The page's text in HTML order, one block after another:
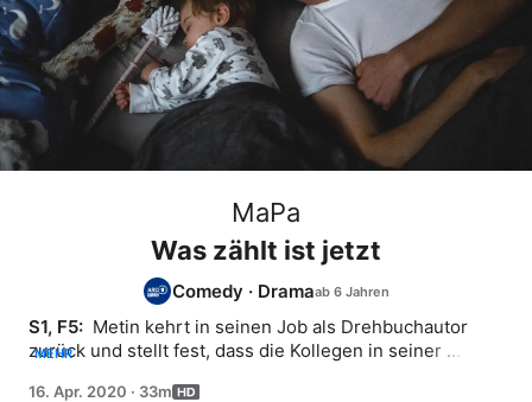
MaPa
Was zählt ist jetzt
Comedy · Drama
S1, F5: Metin kehrt in seinen Job als Drehbuchautor
zurück und stellt fest, dass die Kollegen in seiner
MEHR
16. Apr. 2020 · 33m